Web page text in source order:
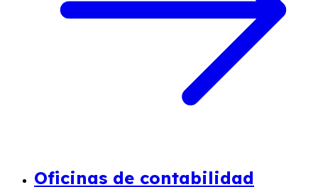
Oficinas de contabilidad